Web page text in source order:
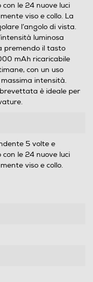
con le 24 nuove luci
viso e collo. La
l’angolo di vista.
luminosa
premendo il tasto
mAh ricaricabile
con un uso
intensità.
è ideale per
5 volte e
con le 24 nuove luci
viso e collo.